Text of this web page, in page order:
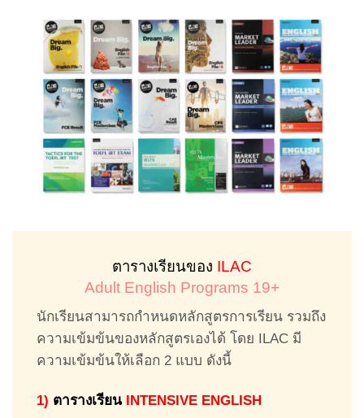
ตารางเรียนของ ILAC
Adult English Programs 19+
นักเรียนสามารถกำหนดหลักสูตรการเรียน รวมถึง
ความเข้มข้นของหลักสูตรเองได้ โดย ILAC มี
ความเข้มข้นให้เลือก 2 แบบ ดังนี้
1) ตารางเรียน INTENSIVE ENGLISH